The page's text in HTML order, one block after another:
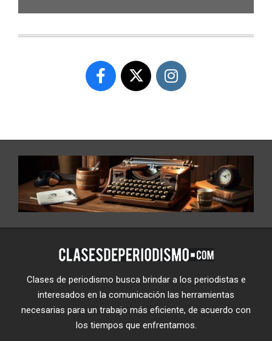
Clases de periodismo busca brindar a los periodistas e
interesados en la comunicación las herramientas
necesarias para un trabajo más eficiente, de acuerdo con
los tiempos que enfrentamos.